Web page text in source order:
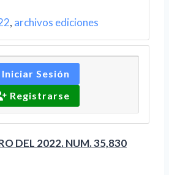
, archivos ediciones
Iniciar Sesión
Registrarse
DEL 2022. NUM. 35,830